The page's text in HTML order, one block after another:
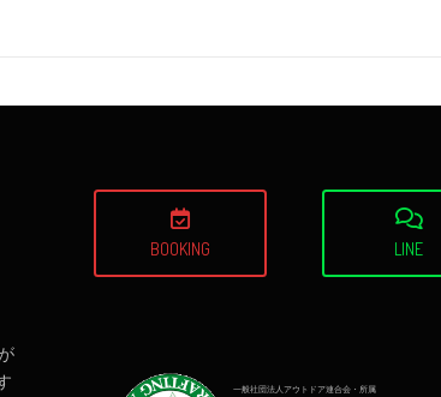
BOOKING LINE
一般社団法人アウトドア連合会・所属